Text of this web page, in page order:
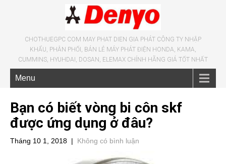
CHOTHUEGPC COM MAY PHAT DIEN GIA PHÁT CÔNG TY NHẬP
KHẨU, PHÂN PHỐI, BÁN LẺ MÁY PHÁT ĐIỆN HONDA, KAMA,
CUMMINS, HYUHDAI, DOSAN, ELEMAX CHÍNH HÃNG GIÁ TỐT NHẤT
Menu
Bạn có biết vòng bi côn skf
được ứng dụng ở đâu?
Tháng 10 1, 2018 | Không có bình luận